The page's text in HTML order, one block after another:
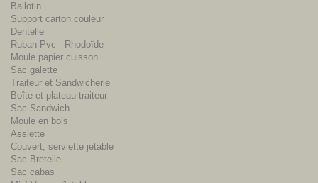
Ballotin
Support carton couleur
Dentelle
Ruban Pvc - Rhodoïde
Moule papier cuisson
Sac galette
Traiteur et Sandwicherie
Boîte et plateau traiteur
Sac Sandwich
Moule en bois
Assiette
Couvert, serviette jetable
Sac Bretelle
Sac cabas